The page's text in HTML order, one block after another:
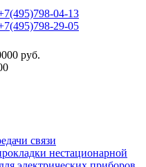
04-13
29-05
руб.
связи
нестационарной